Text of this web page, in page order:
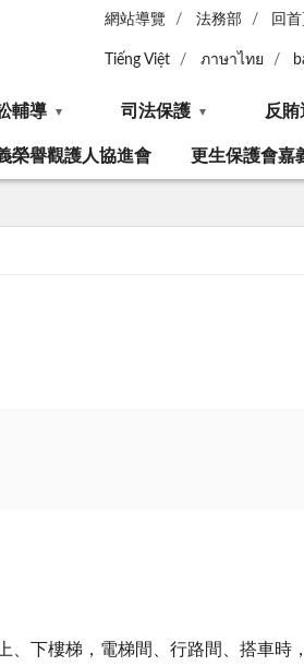
網站導覽 法務部 回首
Tiếng Việt ภาษาไทย
輔導 司法保護 反賄
榮譽觀護人協進會 更生保護會嘉
、下樓梯，電梯間、行路間、搭車時